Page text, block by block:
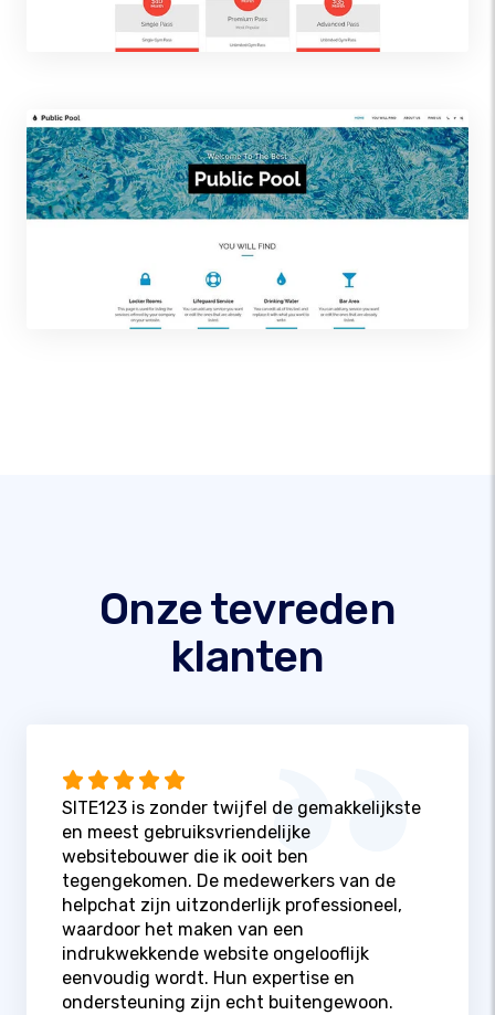
Onze tevreden
klanten
SITE123 is zonder twijfel de gemakkelijkste
en meest gebruiksvriendelijke
websitebouwer die ik ooit ben
tegengekomen. De medewerkers van de
helpchat zijn uitzonderlijk professioneel,
waardoor het maken van een
indrukwekkende website ongelooflijk
eenvoudig wordt. Hun expertise en
ondersteuning zijn echt buitengewoon.